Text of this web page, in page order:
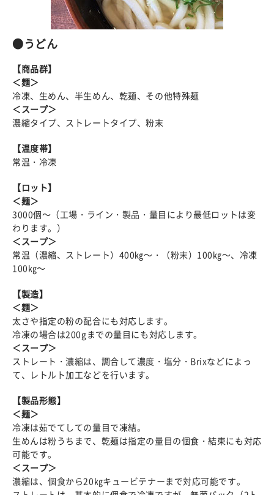
●うどん
【商品群】
＜麺＞
冷凍、生めん、半生めん、乾麺、その他特殊麺
＜スープ＞
濃縮タイプ、ストレートタイプ、粉末
【温度帯】
常温・冷凍
【ロット】
＜麺＞
3000個～（工場・ライン・製品・量目により最低ロットは変
わります。）
＜スープ＞
常温（濃縮、ストレート）400㎏～・（粉末）100㎏～、冷凍
100㎏～
【製造】
＜麺＞
太さや指定の粉の配合にも対応します。
冷凍の場合は200gまでの量目にも対応します。
＜スープ＞
ストレート・濃縮は、調合して濃度・塩分・Brixなどによっ
て、レトルト加工などを行います。
【製品形態】
＜麺＞
冷凍は茹でてしての量目で凍結。
生めんは粉うちまで、乾麺は指定の量目の個食・結束にも対応
可能です。
＜スープ＞
濃縮は、個食から20㎏キュービテナーまで対応可能です。